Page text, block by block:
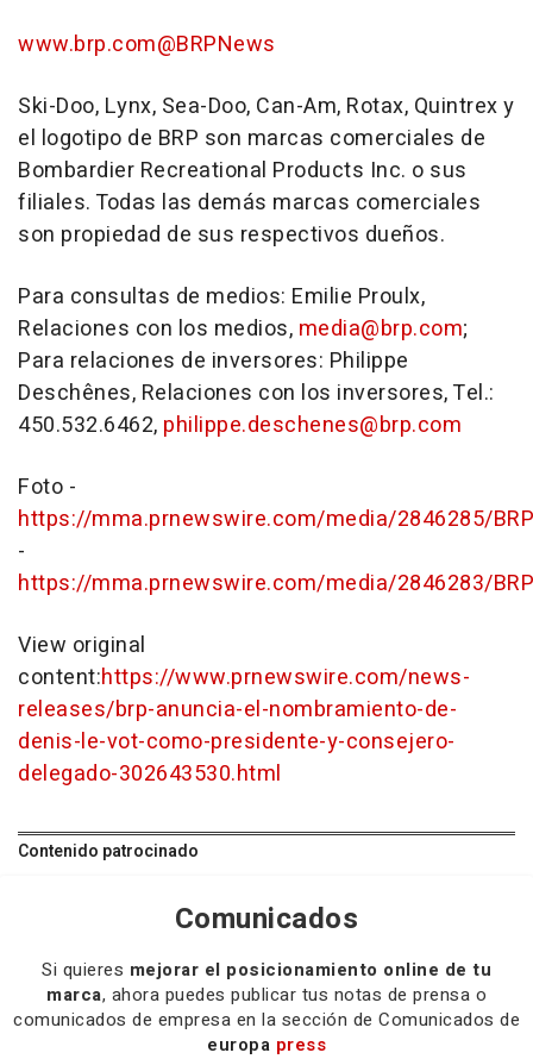
www.brp.com@BRPNews
Ski-Doo, Lynx, Sea-Doo, Can-Am, Rotax, Quintrex y
el logotipo de BRP son marcas comerciales de
Bombardier Recreational Products Inc. o sus
filiales. Todas las demás marcas comerciales
son propiedad de sus respectivos dueños.
Para consultas de medios: Emilie Proulx,
Relaciones con los medios, media@brp.com;
Para relaciones de inversores: Philippe
Deschênes, Relaciones con los inversores, Tel.:
450.532.6462, philippe.deschenes@brp.com
Foto -
https://mma.prnewswire.com/media/2846285/
-
https://mma.prnewswire.com/media/2846283/
View original
content:https://www.prnewswire.com/news-
releases/brp-anuncia-el-nombramiento-de-
denis-le-vot-como-presidente-y-consejero-
delegado-302643530.html
Contenido patrocinado
Comunicados
Si quieres mejorar el posicionamiento online de tu
marca, ahora puedes publicar tus notas de prensa o
comunicados de empresa en la sección de Comunicados de
europa press